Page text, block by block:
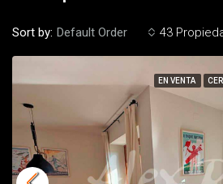
43
Sort by: Default Order
EN VENTA